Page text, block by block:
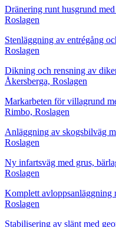
Dränering runt husgrund
Roslagen
Stenläggning av entrégång
Roslagen
Dikning och rensning av
Åkersberga, Roslagen
Markarbeten för villagrund
Rimbo, Roslagen
Anläggning av skogsbilväg
Roslagen
Ny infartsväg med grus,
Roslagen
Komplett avloppsanläggning
Roslagen
Stabilisering av slänt med